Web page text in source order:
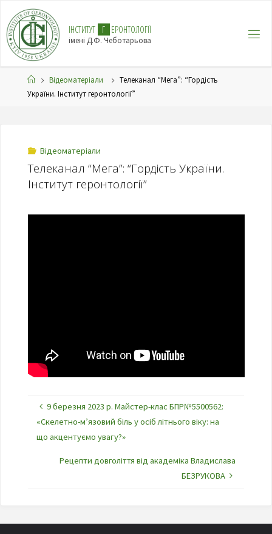
ІНСТИТУТ Г ЕРОНТОЛОГІЇ
імені Д.Ф. Чеботарьова
Відеоматеріали
Телеканал “Мега”: “Гордість
України. Інститут геронтології”
Відеоматеріали
Телеканал “Мега”: “Гордість України.
Інститут геронтології”
9 березня 2023 р. Майстер-клас БПР№5500562:
«Скелетно-м’язовий біль у осіб літнього віку: на
що акцентуємо увагу?»
Рецепти довголіття від академіка Владислава
БЕЗРУКОВА